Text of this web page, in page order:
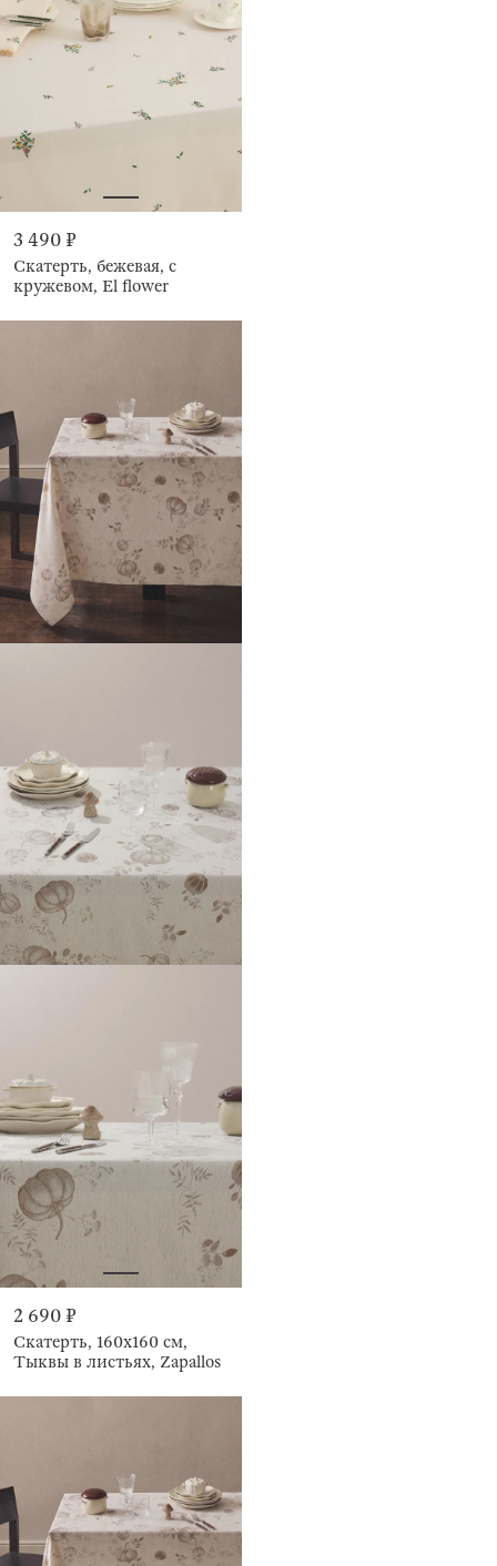
3 490 ₽
Скатерть, бежевая, с
кружевом, El flower
2 690 ₽
Скатерть, 160х160 см,
Тыквы в листьях, Zapallos